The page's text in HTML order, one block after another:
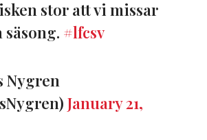
stor att vi missar
säsong. #lfcsv
Nygren
January 21,